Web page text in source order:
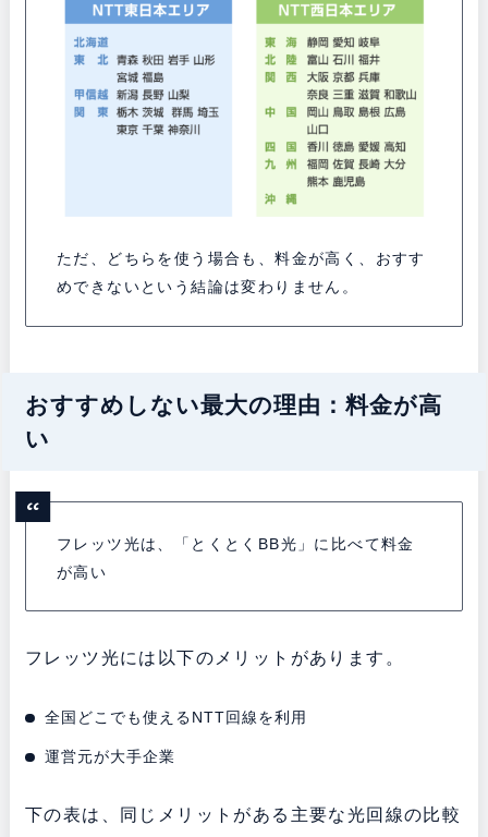
ただ、どちらを使う場合も、料金が高く、おすす
めできないという結論は変わりません。
おすすめしない最大の理由：料金が高
い
フレッツ光は、「とくとくBB光」に比べて料金
が高い
フレッツ光には以下のメリットがあります。
全国どこでも使えるNTT回線を利用
運営元が大手企業
下の表は、同じメリットがある主要な光回線の比較